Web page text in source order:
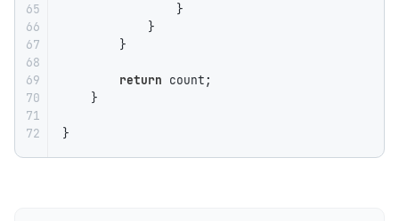
65
66
67
68
69
70
71
72
                }
            }
        }
return count;
    }
}